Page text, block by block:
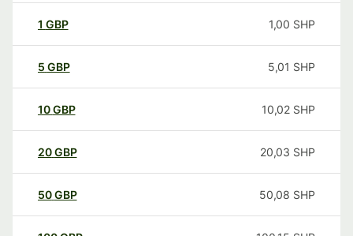
1 GBP 1,00 SHP
5 GBP 5,01 SHP
10GBP 10,02 SHP
20GBP 20,03 SHP
50GBP 50,08 SHP